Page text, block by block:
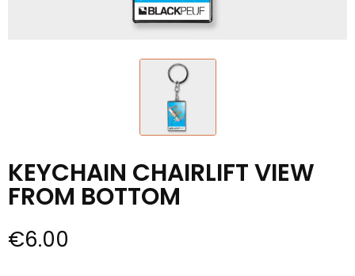
KEYCHAIN ​​CHAIRLIFT VIEW
FROM BOTTOM
€6.00